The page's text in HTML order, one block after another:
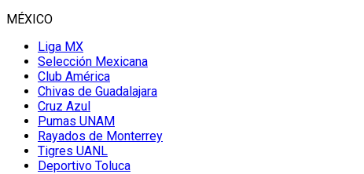
MÉXICO
Liga MX
Selección Mexicana
Club América
Chivas de Guadalajara
Cruz Azul
Pumas UNAM
Rayados de Monterrey
Tigres UANL
Deportivo Toluca